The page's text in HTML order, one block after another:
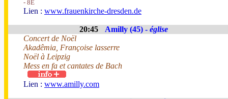
- 8E
Lien : www.frauenkirche-dresden.de
20:45 Amilly (45) - église
Concert de Noël
Akadêmia, Françoise lasserre
Noël à Leipzig
Mess en fa et cantates de Bach
Lien : www.amilly.com